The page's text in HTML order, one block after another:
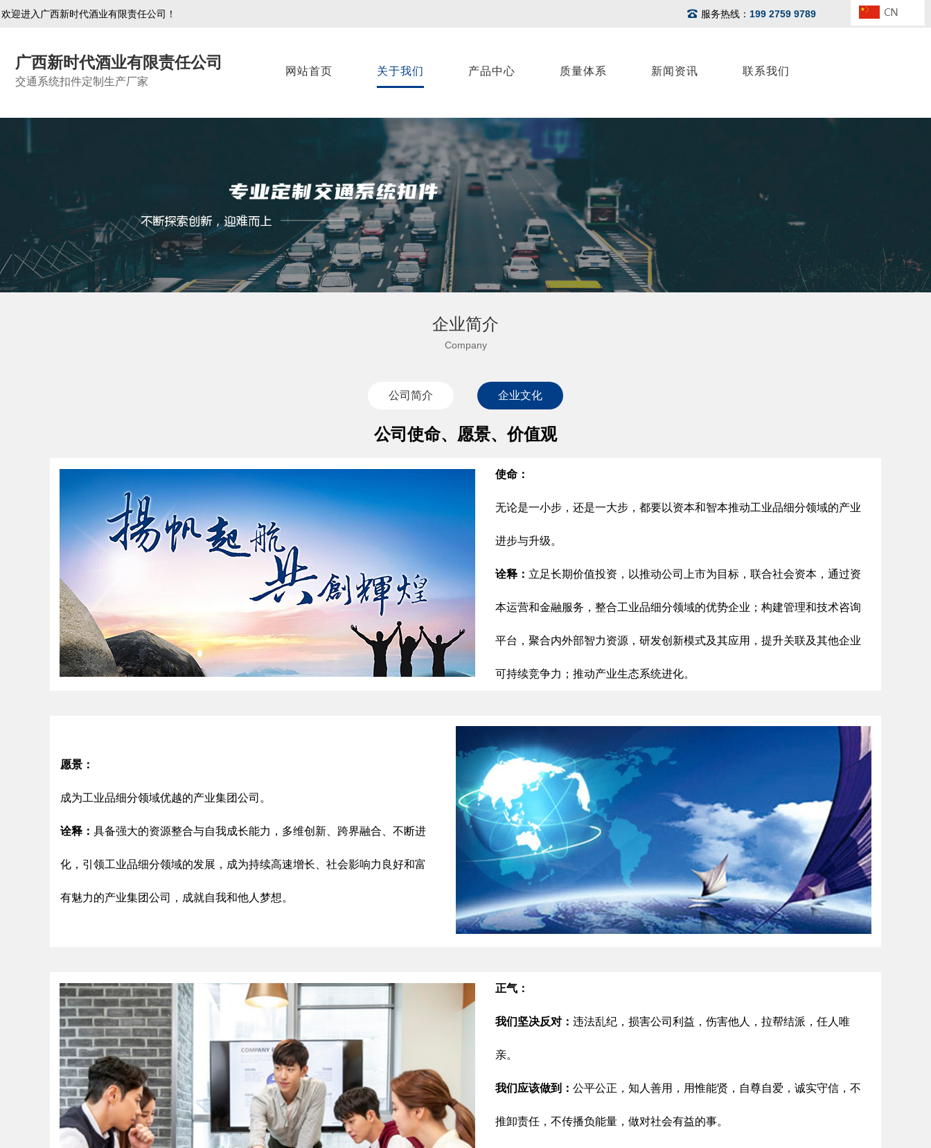
欢迎进入广西新时代酒业有限责任公司！ 服务热线： 199 2759 9789
广西新时代酒业有限责任公司
交通系统扣件定制生产厂家
网站首页 关于我们 产品中心 质量体系 新闻资讯 联系我们
企业简介
Company
公司简介 企业文化
公司使命、愿景、价值观
使命：
无论是一小步，还是一大步，都要以资本和智本推动工业品细分领域的产业
进步与升级。
诠释： 立足长期价值投资，以推动公司上市为目标，联合社会资本，通过资
本运营和金融服务，整合工业品细分领域的优势企业；构建管理和技术咨询
平台，聚合内外部智力资源，研发创新模式及其应用，提升关联及其他企业
可持续竞争力；推动产业生态系统进化。
愿景：
成为工业品细分领域优越的产业集团公司。
诠释： 具备强大的资源整合与自我成长能力，多维创新、跨界融合、不断进
化，引领工业品细分领域的发展，成为持续高速增长、社会影响力良好和富
有魅力的产业集团公司，成就自我和他人梦想。
正气：
我们坚决反对： 违法乱纪，损害公司利益，伤害他人，拉帮结派，任人唯
亲。
我们应该做到： 公平公正，知人善用，用惟能贤，自尊自爱，诚实守信，不
推卸责任，不传播负能量，做对社会有益的事。